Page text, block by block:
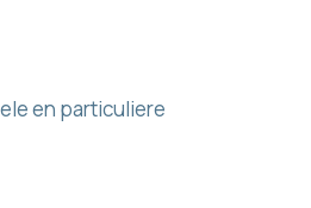
en particuliere